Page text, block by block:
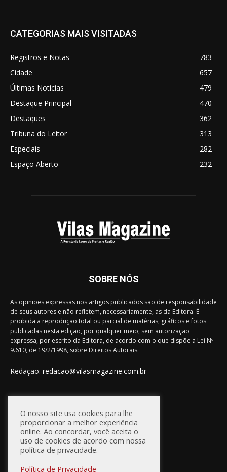
CATEGORIAS MAIS VISITADAS
Registros e Notas
783
Cidade
657
Últimas Notícias
479
Destaque Principal
470
Destaques
362
Tribuna do Leitor
313
Especiais
282
Espaço Aberto
232
SOBRE NÓS
As opiniões expressas nos artigos publicados são de responsabilidade
de seus autores e não refletem, necessariamente, as da Editora. É
proibida a reprodução total ou parcial de matérias, gráficos e fotos
publicadas nesta edição, por qualquer meio, sem autorização
expressa, por escrito da Editora, de acordo com o que dispõe a Lei Nº
9.610, de 19/2/1998, sobre Direitos Autorais.
Redação: redacao@vilasmagazine.com.br
FIQUE CONECTADO
O nosso site usa cookies para lhe
proporcionar a melhor experiência
online. Ao concordar, você aceita o
uso de cookies de acordo com nossa
política de privacidade.
Política de Privacidade